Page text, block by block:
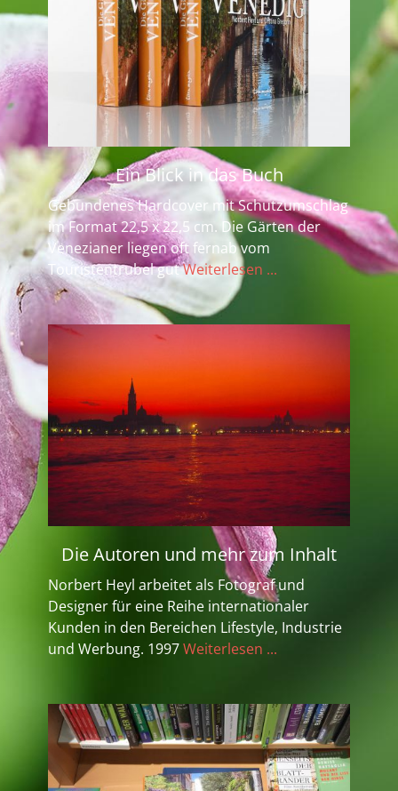
Ein Blick in das Buch
Gebundenes Hardcover mit Schutzumschlag
im Format 22,5 x 22,5 cm. Die Gärten der
Venezianer liegen oft fernab vom
Touristentrubel gutWeiterlesen ...
Die Autoren und mehr zum Inhalt
Norbert Heyl arbeitet als Fotograf und
Designer für eine Reihe internationaler
Kunden in den Bereichen Lifestyle, Industrie
und Werbung. 1997Weiterlesen ...